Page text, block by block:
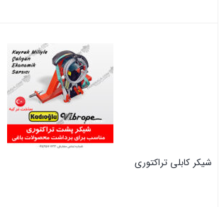
شیکر کابلی تراکتوری